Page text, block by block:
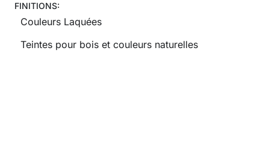
FINITIONS:
Couleurs Laquées
Teintes pour bois et couleurs naturelles